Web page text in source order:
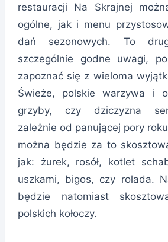
restauracji Na Skrajnej
ogólne, jak i menu
dań sezonowych. To
szczególnie godne uwagi,
zapoznać się z wieloma
Świeże, polskie warzywa i
grzyby, czy dziczyzna
zależnie od panującej pory
można będzie za to
jak: żurek, rosół, kotlet
uszkami, bigos, czy rolada.
będzie natomiast
polskich kołoczy.